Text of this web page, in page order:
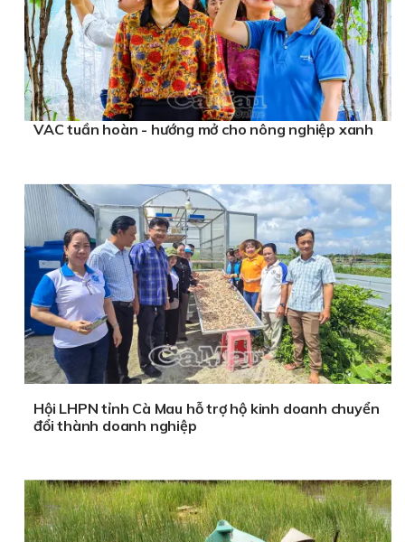
VAC tuần hoàn - hướng mở cho nông nghiệp xanh
Hội LHPN tỉnh Cà Mau hỗ trợ hộ kinh doanh chuyển
đổi thành doanh nghiệp